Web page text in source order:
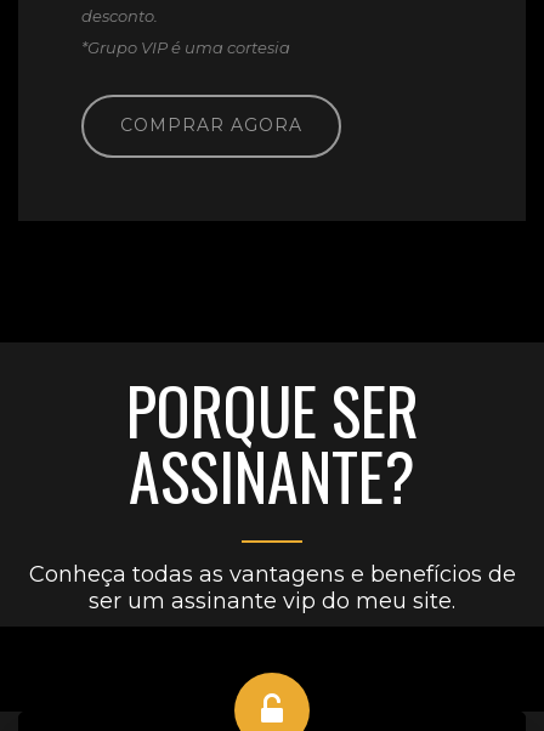
desconto.
*Grupo VIP é uma cortesia
COMPRAR AGORA
PORQUE SER
ASSINANTE?
Conheça todas as vantagens e benefícios de
ser um assinante vip do meu site.